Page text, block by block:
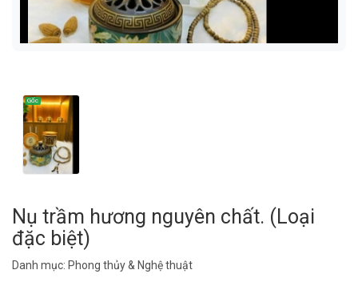
Nụ trầm hương nguyên chất. (Loại
đặc biệt)
Danh mục: Phong thủy & Nghệ thuật